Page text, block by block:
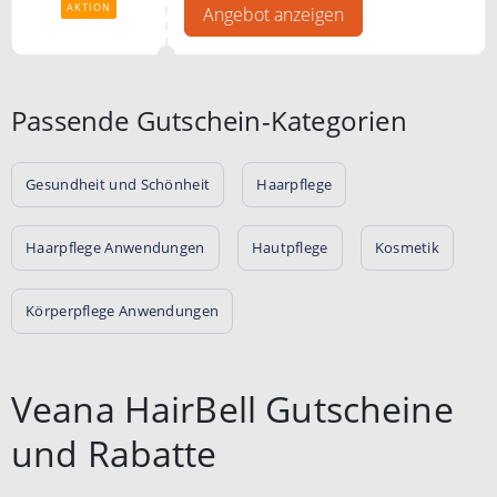
AKTION Angebot anzeigen
Passende Gutschein-Kategorien
Gesundheit und Schönheit Haarpflege
Haarpflege Anwendungen Hautpflege Kosmetik
Körperpflege Anwendungen
Veana HairBell Gutscheine
und Rabatte